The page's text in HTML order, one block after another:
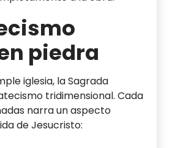
piedra
iglesia, la Sagrada
tridimensional. Cada
narra un aspecto
de Jesucristo: